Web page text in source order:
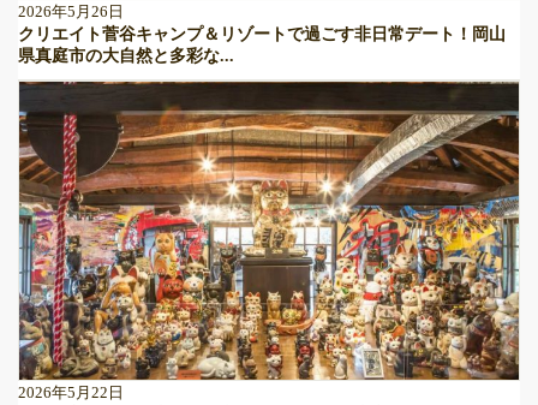
2026年5月26日
クリエイト菅谷キャンプ＆リゾートで過ごす非日常デート！岡山
県真庭市の大自然と多彩な...
2026年5月22日